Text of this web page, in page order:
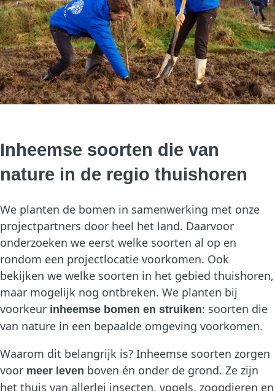
Inheemse soorten die van
nature in de regio thuishoren
We planten de bomen in samenwerking met onze
projectpartners door heel het land. Daarvoor
onderzoeken we eerst welke soorten al op en
rondom een projectlocatie voorkomen. Ook
bekijken we welke soorten in het gebied thuishoren,
maar mogelijk nog ontbreken. We planten bij
voorkeur inheemse bomen en struiken: soorten die
van nature in een bepaalde omgeving voorkomen.
Waarom dit belangrijk is? Inheemse soorten zorgen
voor meer leven boven én onder de grond. Ze zijn
het thuis van allerlei insecten, vogels, zoogdieren en